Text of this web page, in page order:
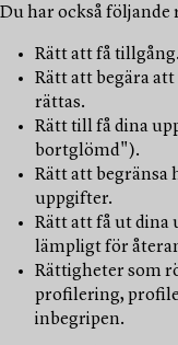
Du har också följande
Rätt att få tillgång.
Rätt att begära
rättas.
Rätt till få dina
bortglömd").
Rätt att begränsa
uppgifter.
Rätt att få ut dina
lämpligt för
Rättigheter som
profilering,
inbegripen.